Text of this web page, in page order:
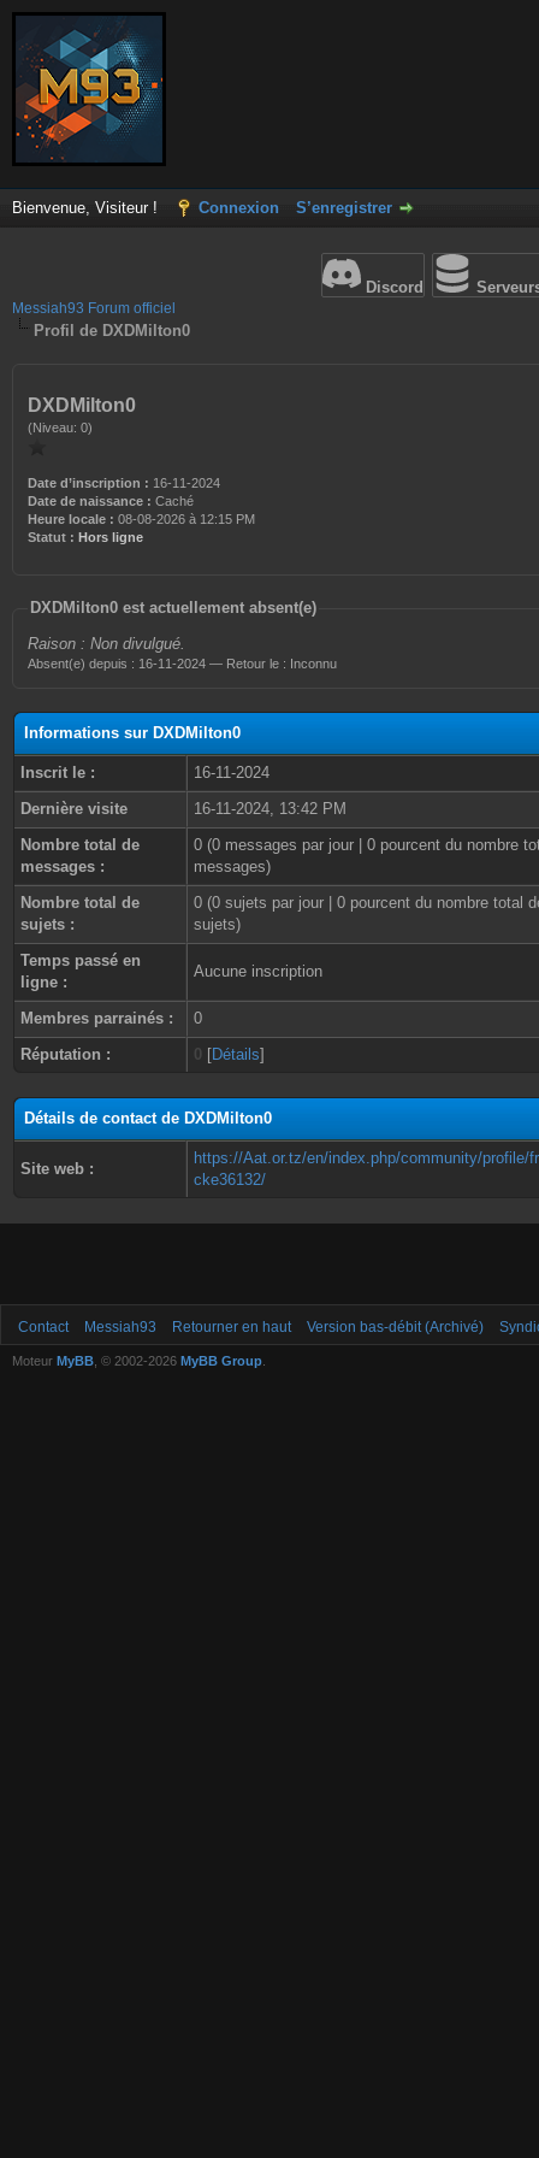
Bienvenue, Visiteur ! Connexion S’enregistrer
Discord
Messiah93 Forum officiel
Profil de DXDMilton0
DXDMilton0
(Niveau: 0)
Date d’inscription : 16-11-2024
Date de naissance : Caché
Heure locale : 08-08-2026 à 12:15 PM
Statut : Hors ligne
DXDMilton0 est actuellement absent(e)
Raison : Non divulgué.
Absent(e) depuis : 16-11-2024 — Retour le : Inconnu
Informations sur DXDMilton0
Inscrit le :
16-11-2024
Dernière visite
16-11-2024, 13:42 PM
Nombre total de
messages :
0 (0 messages par jour | 0 pourcent du nombre
messages)
Nombre total de
sujets :
0 (0 sujets par jour | 0 pourcent du nombre total
sujets)
Temps passé en
ligne :
Aucune inscription
Membres parrainés :
0
Réputation :
0 [Détails]
Détails de contact de DXDMilton0
Site web :
https://Aat.or.tz/en/index.php/community/profile/
cke36132/
Contact Messiah93 Retourner en haut Version bas-débit (Archivé)
Moteur MyBB , © 2002-2026 MyBB Group